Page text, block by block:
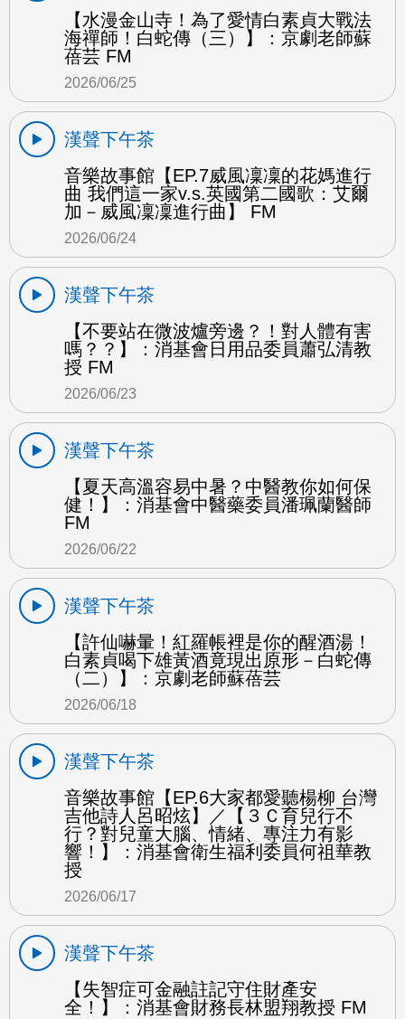
【水漫金山寺！為了愛情白素貞大戰法
海禪師！白蛇傳（三）】：京劇老師蘇
蓓芸 FM
2026/06/25
漢聲下午茶
音樂故事館【EP.7威風凜凜的花媽進行
曲 我們這一家v.s.英國第二國歌：艾爾
加－威風凜凜進行曲】 FM
2026/06/24
漢聲下午茶
【不要站在微波爐旁邊？！對人體有害
嗎？？】：消基會日用品委員蕭弘清教
授 FM
2026/06/23
漢聲下午茶
【夏天高溫容易中暑？中醫教你如何保
健！】：消基會中醫藥委員潘珮蘭醫師
FM
2026/06/22
漢聲下午茶
【許仙嚇暈！紅羅帳裡是你的醒酒湯！
白素貞喝下雄黃酒竟現出原形－白蛇傳
（二）】：京劇老師蘇蓓芸
2026/06/18
漢聲下午茶
音樂故事館【EP.6大家都愛聽楊柳 台灣
吉他詩人呂昭炫】／【３Ｃ育兒行不
行？對兒童大腦、情緒、專注力有影
響！】：消基會衛生福利委員何祖華教
授
2026/06/17
漢聲下午茶
【失智症可金融註記守住財產安
全！】：消基會財務長林盟翔教授 FM